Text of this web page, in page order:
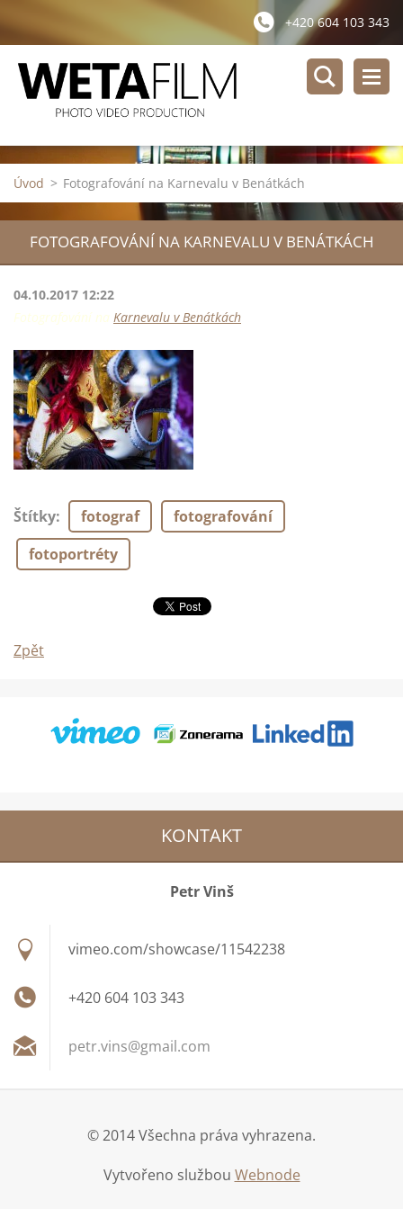
+420 604 103 343
Úvod > Fotografování na Karnevalu v Benátkách
FOTOGRAFOVÁNÍ NA KARNEVALU V BENÁTKÁCH
04.10.2017 12:22
Fotografování na Karnevalu v Benátkách
Štítky: fotograf
fotografování
fotoportréty
Zpět
KONTAKT
Petr Vinš
vimeo.com/showcase/11542238
+420 604 103 343
petr.vins@gmail.com
© 2014 Všechna práva vyhrazena.
Vytvořeno službou Webnode